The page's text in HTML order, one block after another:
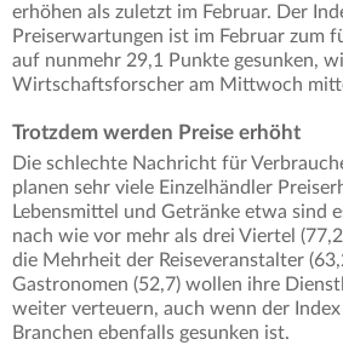
erhöhen als zuletzt im Februar. Der
Preiserwartungen ist im Februar zum
auf nunmehr 29,1 Punkte gesunken,
Wirtschaftsforscher am Mittwoch
Trotzdem werden Preise erhöht
Die schlechte Nachricht für
planen sehr viele Einzelhändler
Lebensmittel und Getränke etwa sind
nach wie vor mehr als drei Viertel
die Mehrheit der Reiseveranstalter
Gastronomen (52,7) wollen ihre
weiter verteuern, auch wenn der
Branchen ebenfalls gesunken ist.